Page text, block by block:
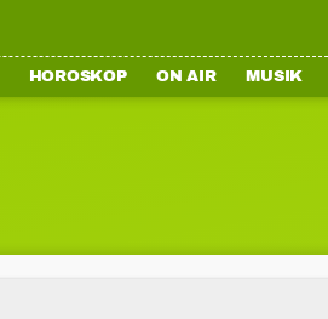
HOROSKOP ON AIR MUSIK